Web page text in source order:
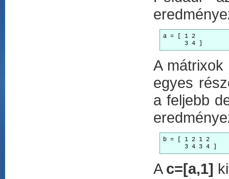
a = [ 1 2
A mátrixok
egyes
a feljebb
b = [ 1 2 1 2
A c=[a,1]